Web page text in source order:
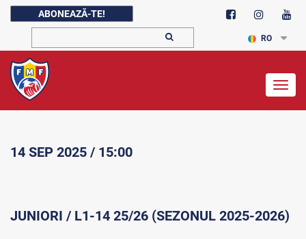
ABONEAZĂ-TE!
RO
14 SEP 2025 / 15:00
JUNIORI / L1-14 25/26 (SEZONUL 2025-2026)